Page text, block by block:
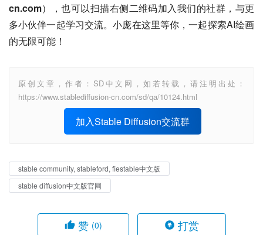
cn.com），也可以扫描右侧二维码加入我们的社群，与更
多小伙伴一起学习交流。小庞在这里等你，一起探索AI绘画
的无限可能！
原创文章，作者：SD中文网，如若转载，请注明出处：
https://www.stablediffusion-cn.com/sd/qa/10124.html
加入Stable Diffusion交流群
stable community, stableford, fiestable中文版
stable diffusion中文版官网
赞 (0) 打赏